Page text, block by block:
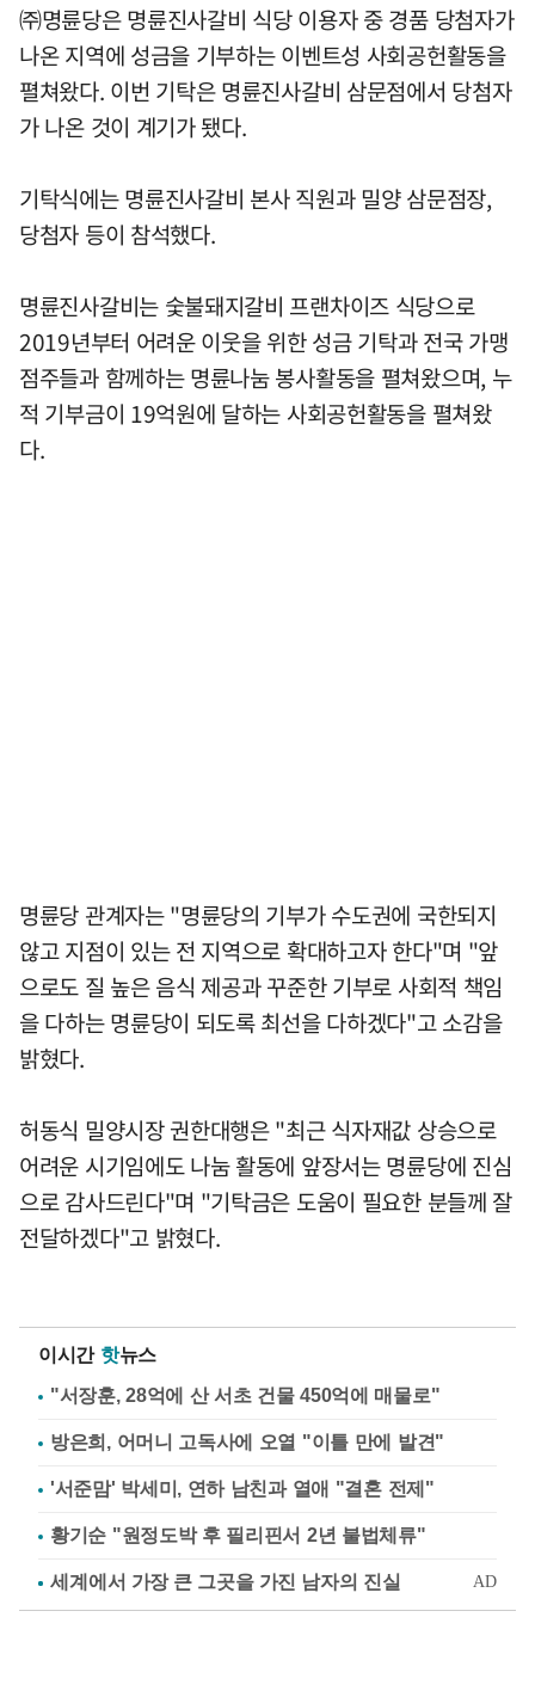
㈜명륜당은 명륜진사갈비 식당 이용자 중 경품 당첨자가
나온 지역에 성금을 기부하는 이벤트성 사회공헌활동을
펼쳐왔다. 이번 기탁은 명륜진사갈비 삼문점에서 당첨자
가 나온 것이 계기가 됐다.
기탁식에는 명륜진사갈비 본사 직원과 밀양 삼문점장,
당첨자 등이 참석했다.
명륜진사갈비는 숯불돼지갈비 프랜차이즈 식당으로
2019년부터 어려운 이웃을 위한 성금 기탁과 전국 가맹
점주들과 함께하는 명륜나눔 봉사활동을 펼쳐왔으며, 누
적 기부금이 19억원에 달하는 사회공헌활동을 펼쳐왔
다.
명륜당 관계자는 "명륜당의 기부가 수도권에 국한되지
않고 지점이 있는 전 지역으로 확대하고자 한다"며 "앞
으로도 질 높은 음식 제공과 꾸준한 기부로 사회적 책임
을 다하는 명륜당이 되도록 최선을 다하겠다"고 소감을
밝혔다.
허동식 밀양시장 권한대행은 "최근 식자재값 상승으로
어려운 시기임에도 나눔 활동에 앞장서는 명륜당에 진심
으로 감사드린다"며 "기탁금은 도움이 필요한 분들께 잘
전달하겠다"고 밝혔다.
이시간 핫뉴스
"서장훈, 28억에 산 서초 건물 450억에 매물로"
방은희, 어머니 고독사에 오열 "이틀 만에 발견"
'서준맘' 박세미, 연하 남친과 열애 "결혼 전제"
황기순 "원정도박 후 필리핀서 2년 불법체류"